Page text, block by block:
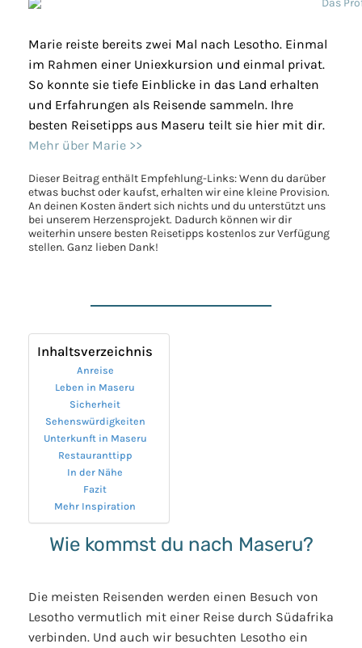
Marie reiste bereits zwei Mal nach Lesotho. Einmal
im Rahmen einer Uniexkursion und einmal privat.
So konnte sie tiefe Einblicke in das Land erhalten
und Erfahrungen als Reisende sammeln. Ihre
besten Reisetipps aus Maseru teilt sie hier mit dir.
Mehr über Marie >>
Dieser Beitrag enthält Empfehlung-Links: Wenn du darüber
etwas buchst oder kaufst, erhalten wir eine kleine Provision.
An deinen Kosten ändert sich nichts und du unterstützt uns
bei unserem Herzensprojekt. Dadurch können wir dir
weiterhin unsere besten Reisetipps kostenlos zur Verfügung
stellen. Ganz lieben Dank!
Inhaltsverzeichnis
Anreise
Leben in Maseru
Sicherheit
Sehenswürdigkeiten
Unterkunft in Maseru
Restauranttipp
In der Nähe
Fazit
Mehr Inspiration
Wie kommst du nach Maseru?
Die meisten Reisenden werden einen Besuch von
Lesotho vermutlich mit einer Reise durch Südafrika
verbinden. Und auch wir besuchten Lesotho ein